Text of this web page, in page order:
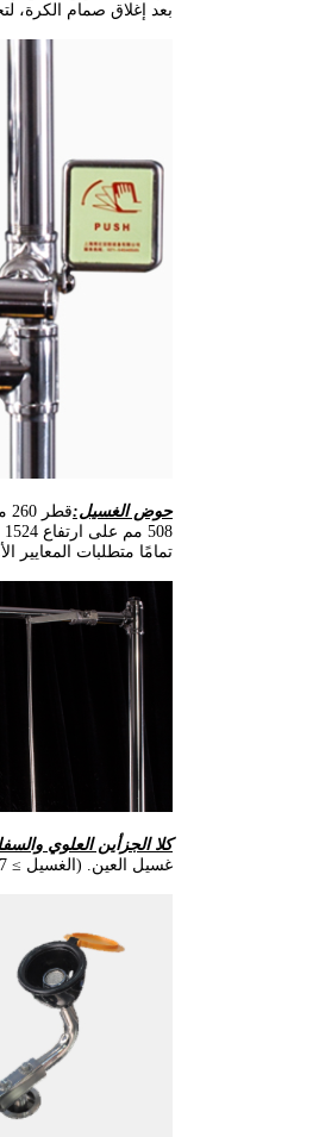
بعد إغلاق صمام الكرة،
حوض الغسيل:
تمامًا متطلبات المعايير
كلا الجزأين العلوي
غسيل العين. (الغسيل ≥ 75.7 لتر/دقيقة، غسل العين ≥ 11.4 لتر/دقيقة)، غسيل فعال وسريع.